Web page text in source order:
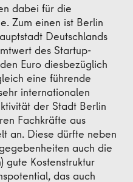
dabei für die
Zum einen ist Berlin
Deutschlands
des Startup-
Euro diesbezüglich
eine führende
internationalen
der Stadt Berlin
Fachkräfte aus
an. Diese dürfte neben
auch die
gute Kostenstruktur
das auch